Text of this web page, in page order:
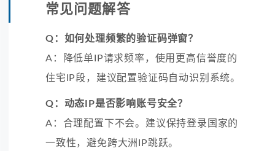
常见问题解答
Q：如何处理频繁的验证码弹窗？
A：降低单IP请求频率，使用更高信誉度的
住宅IP段，建议配置验证码自动识别系统。
Q：动态IP是否影响账号安全？
A：合理配置下不会。建议保持登录国家的
一致性，避免跨大洲IP跳跃。